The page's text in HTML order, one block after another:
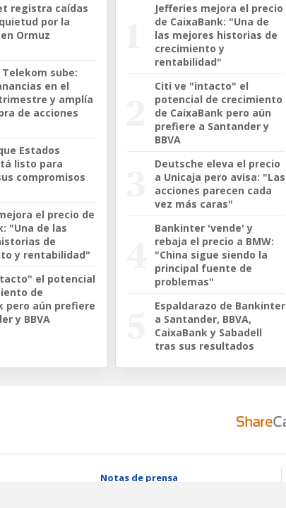
registra caídas
por la
Ormuz
sube:
en el
y amplía
de acciones
Estados
listo para
compromisos
el precio de
"Una de las
de
y rentabilidad"
el potencial
de
pero aún prefiere
y BBVA
Jefferies mejora el precio
de CaixaBank: "Una de
las mejores historias de
crecimiento y
rentabilidad"
Citi ve "intacto" el
potencial de crecimiento
de CaixaBank pero aún
prefiere a Santander y
BBVA
Deutsche eleva el precio
a Unicaja pero avisa: "Las
acciones parecen cada
vez más caras"
Bankinter 'vende' y
rebaja el precio a BMW:
"China sigue siendo la
principal fuente de
problemas"
Espaldarazo de Bankinter
a Santander, BBVA,
CaixaBank y Sabadell
tras sus resultados
Notas de prensa